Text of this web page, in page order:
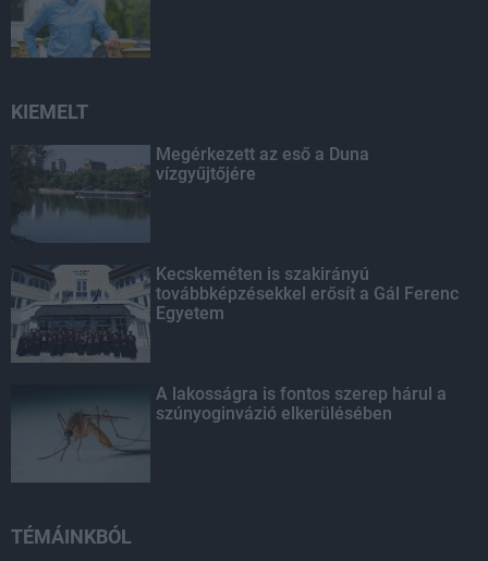
KIEMELT
Megérkezett az eső a Duna
vízgyűjtőjére
Kecskeméten is szakirányú
továbbképzésekkel erősít a Gál Ferenc
Egyetem
A lakosságra is fontos szerep hárul a
szúnyoginvázió elkerülésében
TÉMÁINKBÓL